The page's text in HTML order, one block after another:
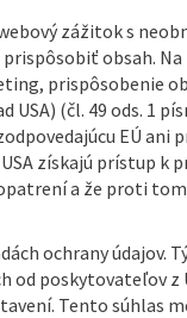
zážitok s
obsah.
prispôsobenie
(čl. 49 ods. 1
EÚ ani
získajú prístup k
a že proti
ochrany údajov.
od poskytovateľov z
Tento súhlas